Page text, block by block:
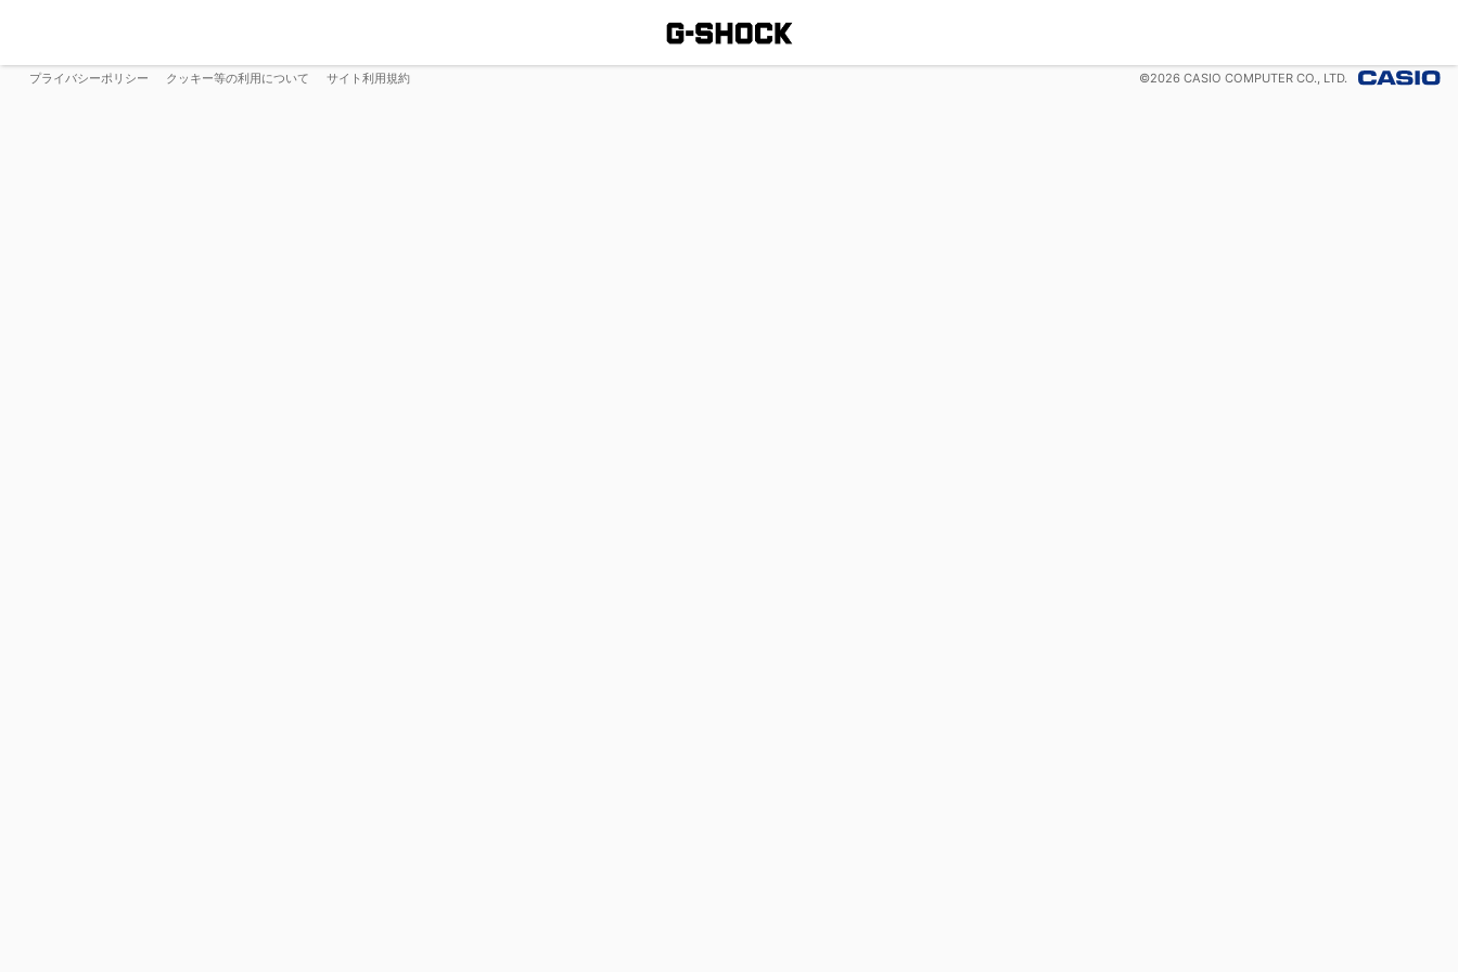
プライバシーポリシー クッキー等の利用について サイト利用規約 ©2026 CASIO COMPUTER CO., LTD.